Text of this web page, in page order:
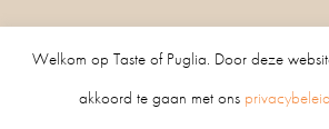
Welkom op Taste of Puglia. Door deze
akkoord te gaan met ons